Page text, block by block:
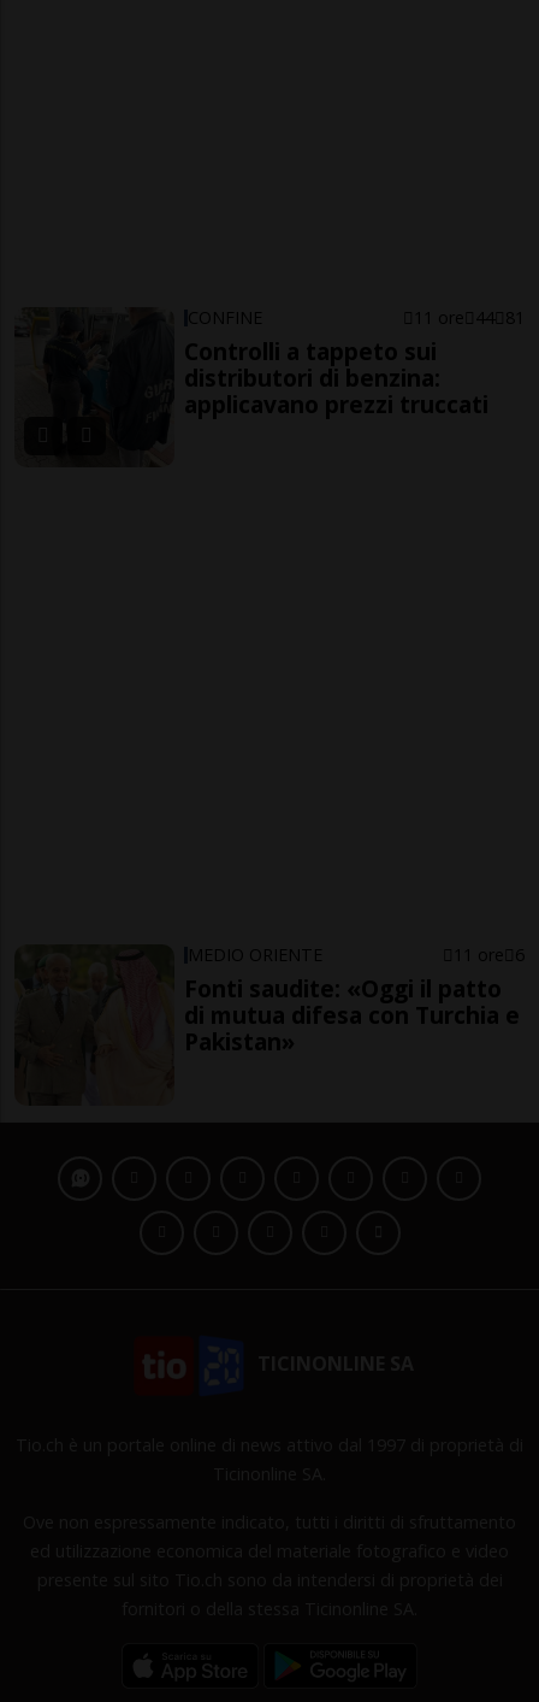
CONFINE 11 ore 44 81
Controlli a tappeto sui
distributori di benzina:
applicavano prezzi truccati
MEDIO ORIENTE 11 ore 6
Fonti saudite: «Oggi il patto
di mutua difesa con Turchia e
Pakistan»